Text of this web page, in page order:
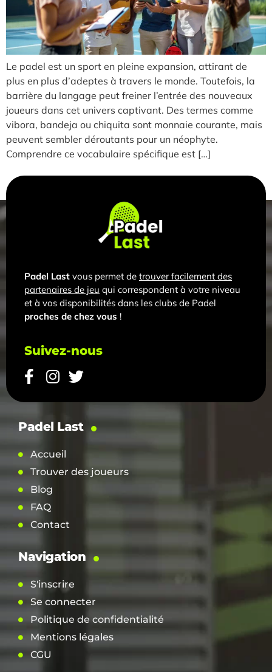
Le padel est un sport en pleine expansion, attirant de
plus en plus d’adeptes à travers le monde. Toutefois, la
barrière du langage peut freiner l’entrée des nouveaux
joueurs dans cet univers captivant. Des termes comme
vibora, bandeja ou chiquita sont monnaie courante, mais
peuvent sembler déroutants pour un néophyte.
Comprendre ce vocabulaire spécifique est […]
Padel Last vous permet de trouver facilement des
partenaires de jeu qui correspondent à votre niveau
et à vos disponibilités dans les clubs de Padel
proches de chez vous !
Suivez-nous
Padel Last
Accueil
Trouver des joueurs
Blog
FAQ
Contact
Navigation
S'inscrire
Se connecter
Politique de confidentialité
Mentions légales
CGU